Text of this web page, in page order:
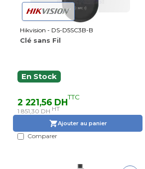
Hikvision - DS-D5SC3B-B
Clé sans Fil
En Stock
2 221,56 DHTTC
1 851,30 DH HT
Ajouter au panier
Comparer